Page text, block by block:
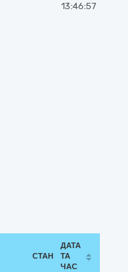
13:46:57
СТАН
ДАТА
ТА
ЧАС